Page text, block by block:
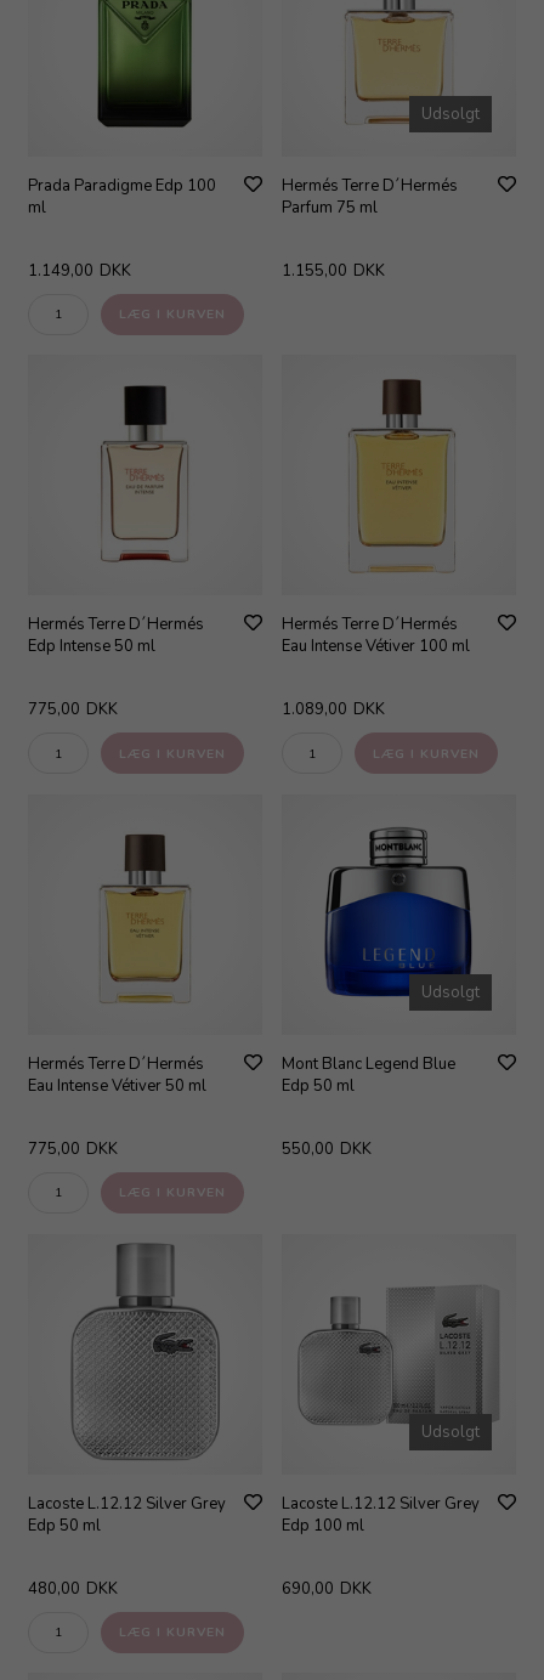
Prada Paradigme Edp 100
ml
1.149,00 DKK
Udsolgt
Hermés Terre D´Hermés
Parfum 75 ml
1.155,00 DKK
Hermés Terre D´Hermés
Edp Intense 50 ml
775,00 DKK
Hermés Terre D´Hermés
Eau Intense Vétiver 100 ml
1.089,00 DKK
Hermés Terre D´Hermés
Eau Intense Vétiver 50 ml
775,00 DKK
Udsolgt
Mont Blanc Legend Blue
Edp 50 ml
550,00 DKK
Lacoste L.12.12 Silver Grey
Edp 50 ml
480,00 DKK
Udsolgt
Lacoste L.12.12 Silver Grey
Edp 100 ml
690,00 DKK